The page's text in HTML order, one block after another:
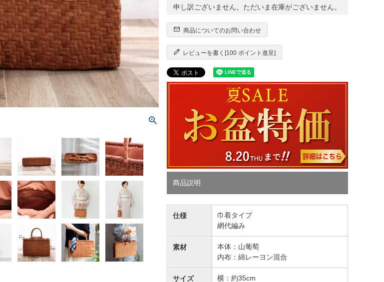
申し訳ございません。ただいま在庫がございません。
商品についてのお問い合わせ
レビューを書く[100 ポイント進呈]
商品説明
仕様
巾着タイプ
網代編み
素材
本体：山葡萄
内布：綿レーヨン混合
サイズ
横：約35cm